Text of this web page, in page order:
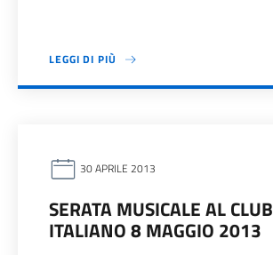
LEGGI DI PIÙ
30 APRILE 2013
SERATA MUSICALE AL CLUB
ITALIANO 8 MAGGIO 2013